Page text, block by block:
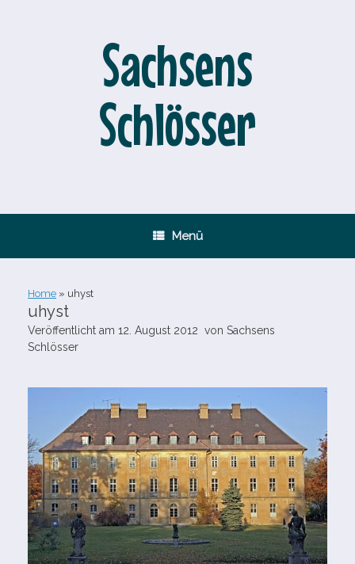
Sachsens
Schlösser
Menü
Home » uhyst
uhyst
Veröffentlicht am 12. August 2012 von Sachsens
Schlösser